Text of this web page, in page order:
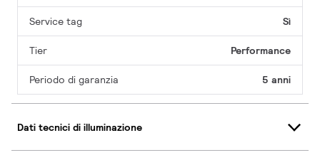
Service tag Sì
Tier Performance
Periodo di garanzia 5 anni
Dati tecnici di illuminazione